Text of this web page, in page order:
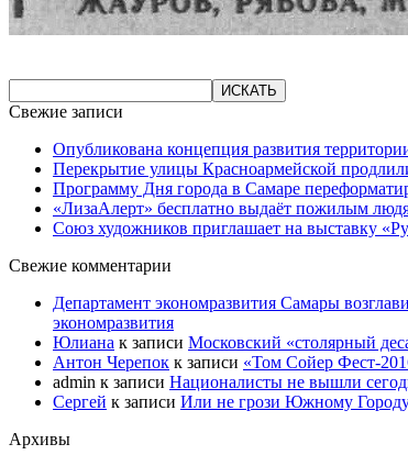
Свежие записи
Опубликована концепция развития
Перекрытие улицы Красноармейской
Программу Дня города в Самаре
«ЛизаАлерт» бесплатно выдаёт пожилым
Союз художников приглашает на выставку
Свежие комментарии
Департамент экономразвития Самары
экономразвития
Юлиана к записи Московский «столярный
Антон Черепок к записи «Том Сойер Фест-
admin к записи Националисты не вышли
Сергей к записи Или не грози Южному
Архивы